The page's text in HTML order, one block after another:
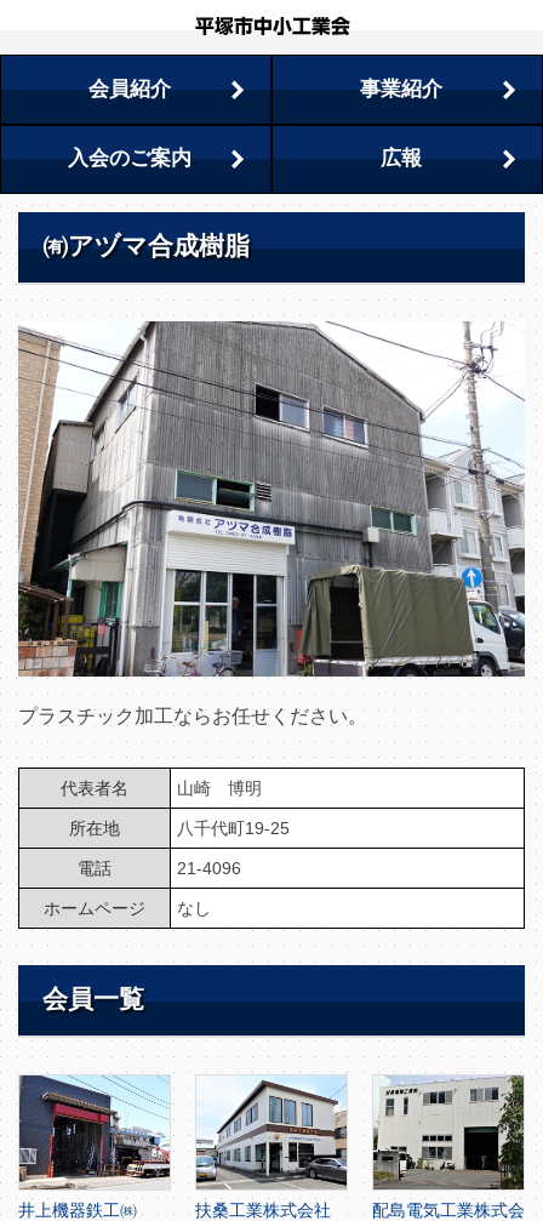
会員紹介 事業紹介
入会のご案内 広報
㈲アヅマ合成樹脂
プラスチック加工ならお任せください。
代表者名 山崎 博明
所在地 八千代町19-25
電話 21-4096
ホームページ なし
会員一覧
井上機器鉄工㈱
扶桑工業株式会社
配島電気工業株式会